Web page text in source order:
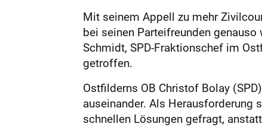
Mit seinem Appell zu mehr
bei seinen Parteifreunden genauso
Schmidt, SPD-Fraktionschef im
getroffen.
Ostfilderns OB Christof Bolay
auseinander. Als Herausforderung
schnellen Lösungen gefragt,